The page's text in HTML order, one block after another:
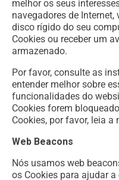
melhor os seus
navegadores de
disco rígido do seu
Cookies ou receber um
armazenado.
Por favor, consulte as
entender melhor sobre
funcionalidades do
Cookies forem
Cookies, por favor, leia a
Web Beacons
Nós usamos web
os Cookies para ajudar